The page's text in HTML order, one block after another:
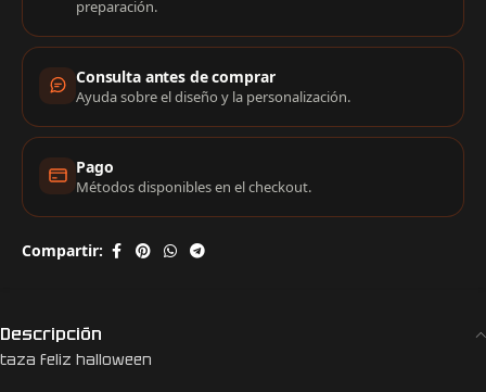
preparación.
Consulta antes de comprar
Ayuda sobre el diseño y la personalización.
Pago
Métodos disponibles en el checkout.
Compartir:
Descripción
taza feliz halloween